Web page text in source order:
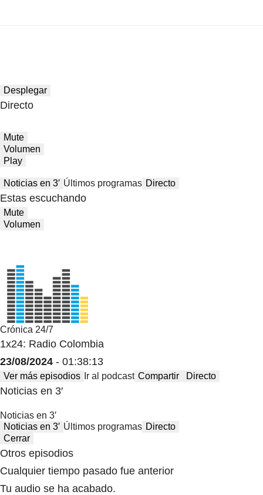
Desplegar
Directo
Mute
Volumen
Play
Noticias en 3′ Últimos programas Directo
Estas escuchando
Mute
Volumen
Crónica 24/7
1x24: Radio Colombia
23/08/2024 - 01:38:13
Ver más episodios Ir al podcast Compartir Directo
Noticias en 3′
Noticias en 3′
Noticias en 3′ Últimos programas Directo
Cerrar
Otros episodios
Cualquier tiempo pasado fue anterior
Tu audio se ha acabado.